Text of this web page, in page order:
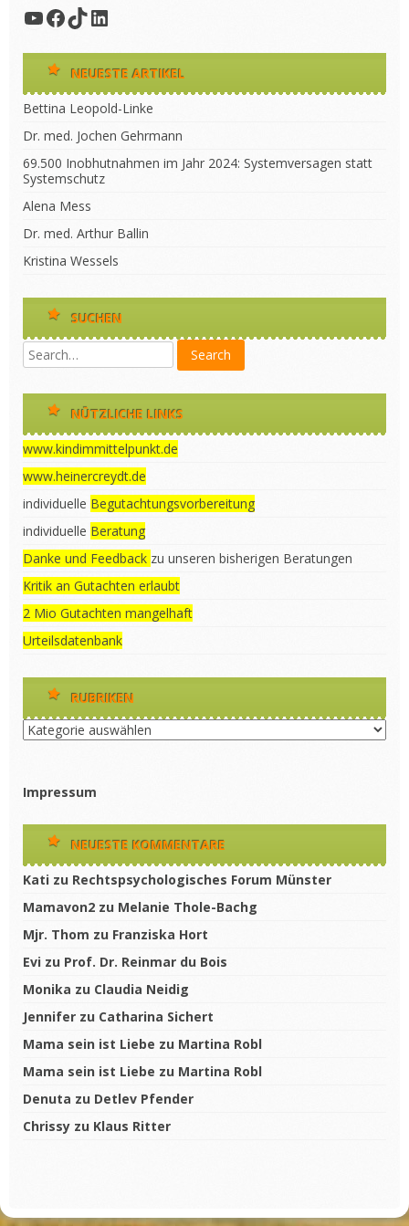
YouTube
Facebook
TikTok
LinkedIn
NEUESTE ARTIKEL
Bettina Leopold-Linke
Dr. med. Jochen Gehrmann
69.500 Inobhutnahmen im Jahr 2024: Systemversagen statt
Systemschutz
Alena Mess
Dr. med. Arthur Ballin
Kristina Wessels
SUCHEN
NÜTZLICHE LINKS
www.kindimmittelpunkt.de
www.heinercreydt.de
individuelle Begutachtungsvorbereitung
individuelle Beratung
Danke und Feedback zu unseren bisherigen Beratungen
Kritik an Gutachten erlaubt
2 Mio Gutachten mangelhaft
Urteilsdatenbank
RUBRIKEN
Rubriken
Impressum
NEUESTE KOMMENTARE
Kati zu Rechtspsychologisches Forum Münster
Mamavon2 zu Melanie Thole-Bachg
Mjr. Thom zu Franziska Hort
Evi zu Prof. Dr. Reinmar du Bois
Monika zu Claudia Neidig
Jennifer zu Catharina Sichert
Mama sein ist Liebe zu Martina Robl
Mama sein ist Liebe zu Martina Robl
Denuta zu Detlev Pfender
Chrissy zu Klaus Ritter